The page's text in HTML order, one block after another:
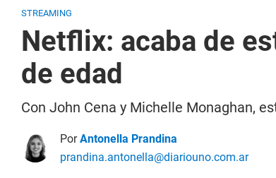
STREAMING
Netflix: acaba de
de edad
Con John Cena y Michelle Monaghan,
PorAntonella Prandina
prandina.antonella@diariouno.com.ar